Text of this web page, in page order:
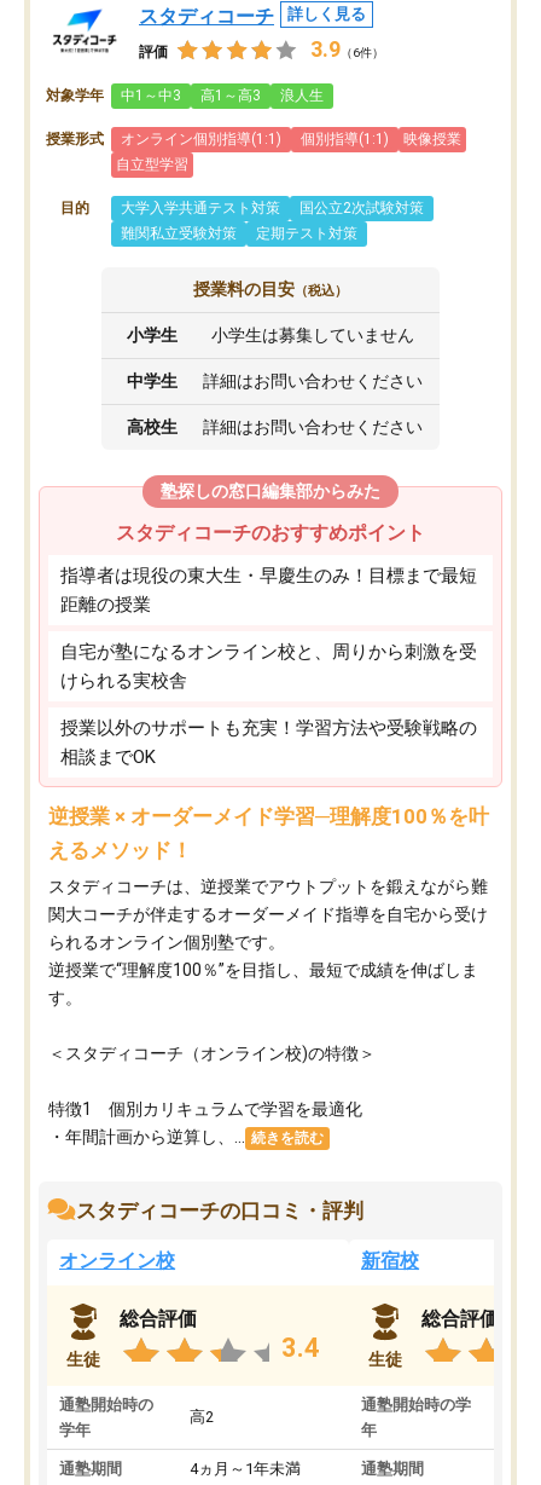
スタディコーチ 詳しく見る
評価 3.9 （6件）
対象学年 中1～中3 高1～高3 浪人生
授業形式 オンライン個別指導(1:1) 個別指導(1:1)
映像授業
自立型学習
目的 大学入学共通テスト対策
国公立2次試験対策
難関私立受験対策
定期テスト対策
授業料の目安 （税込）
小学生 小学生は募集していません
中学生 詳細はお問い合わせください
高校生 詳細はお問い合わせください
塾探しの窓口編集部からみた
スタディコーチのおすすめポイント
指導者は現役の東大生・早慶生のみ！目標まで最短
距離の授業
自宅が塾になるオンライン校と、周りから刺激を受
けられる実校舎
授業以外のサポートも充実！学習方法や受験戦略の
相談までOK
逆授業 × オーダーメイド学習─理解度100％を叶
えるメソッド！
スタディコーチは、逆授業でアウトプットを鍛えながら難
関大コーチが伴走するオーダーメイド指導を自宅から受け
られるオンライン個別塾です。
逆授業で“理解度100％”を目指し、最短で成績を伸ばしま
す。
＜スタディコーチ（オンライン校)の特徴＞
特徴1 個別カリキュラムで学習を最適化
・年間計画から逆算し、...
続きを読む
スタディコーチの口コミ・評判
オンライン校
生徒
総合評価
3.4
通塾開始時の
学年
高2
通塾期間 4ヵ月～1年未満
新宿校
生徒
総合評価
通塾開始時の学
年
通塾期間